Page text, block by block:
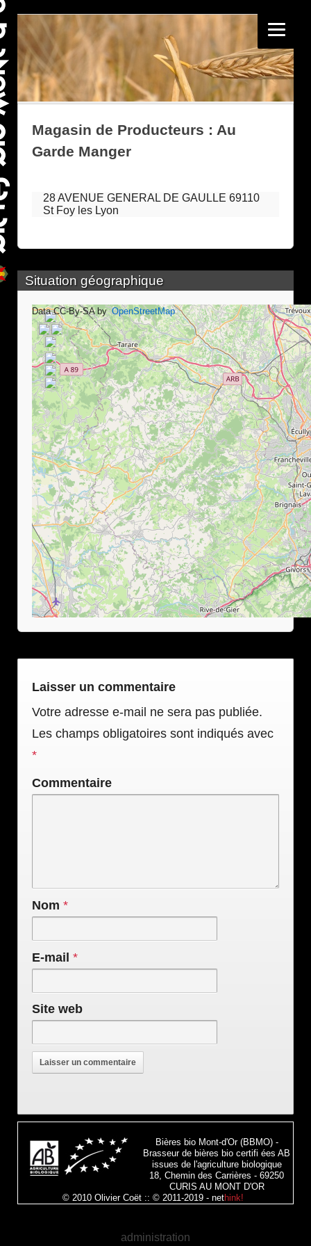
Magasin de Producteurs : Au
Garde Manger
28 AVENUE GENERAL DE GAULLE 69110
St Foy les Lyon
Situation géographique
Data CC-By-SA by OpenStreetMap
Laisser un commentaire
Votre adresse e-mail ne sera pas publiée.
Les champs obligatoires sont indiqués avec
*
Commentaire
Nom *
E-mail *
Site web
Bières bio Mont-d'Or (BBMO) -
Brasseur de bières bio certifi ées AB
issues de l'agriculture biologique
18, Chemin des Carrières - 69250
CURIS AU MONT D'OR
© 2010 Olivier Coët :: © 2011-2019 - nethink!
administration